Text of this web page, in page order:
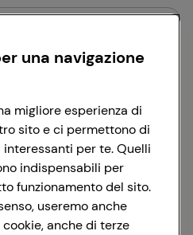
pwd}} o {{recover-email}}
e si applicano
una navigazione
migliore esperienza di
sito e ci permettono di
per te. Quelli
indispensabili per
funzionamento del sito.
useremo anche
anche di terze